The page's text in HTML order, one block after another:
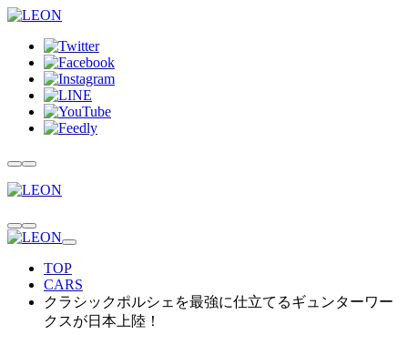
TOP
CARS
クラシックポルシェを最強に仕立てるギュンターワー
クスが日本上陸！